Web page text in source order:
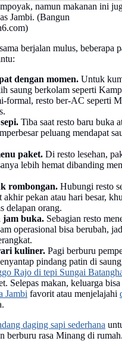
namun makanan ini
Jambi. (Bangun
berjalan mulus, beberapa
dengan momen. Untuk
saung berkolam seperti
formal, resto ber-AC seperti
Tiba saat resto baru buka
peluang mendapat
paket. Di resto lesehan,
lebih hemat dibanding
rombongan. Hubungi resto
akhir pekan atau hari besar,
delapan orang.
jam buka. Sebagian resto
operasional bisa berubah,
kuliner. Pagi berburu
pindang patin di
Rajo di tepi Sungai
Selepas makan, keluarga
Jambi favorit atau menjelajahi
daging sapi sederhana
berburu rasa Minang di rumah.